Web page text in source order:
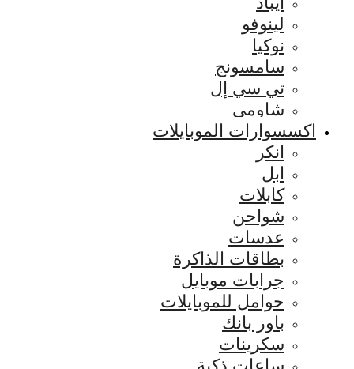
لينوفو
نوكيا
سامسونج
تي سي إل
شاومي
اكسسوارات الموبايلات
انكر
ابل
كابلات
شواحن
عدسات
بطاقات الذاكرة
جرابات موبايل
حوامل للموبايلات
باور بانك
سكرينات